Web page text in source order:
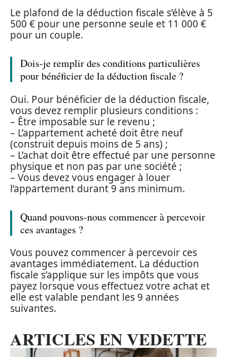
Le plafond de la déduction fiscale s’élève à 5
500 € pour une personne seule et 11 000 €
pour un couple.
Dois-je remplir des conditions particulières
pour bénéficier de la déduction fiscale ?
Oui. Pour bénéficier de la déduction fiscale,
vous devez remplir plusieurs conditions :
– Être imposable sur le revenu ;
– L’appartement acheté doit être neuf
(construit depuis moins de 5 ans) ;
– L’achat doit être effectué par une personne
physique et non pas par une société ;
– Vous devez vous engager à louer
l’appartement durant 9 ans minimum.
Quand pouvons-nous commencer à percevoir
ces avantages ?
Vous pouvez commencer à percevoir ces
avantages immédiatement. La déduction
fiscale s’applique sur les impôts que vous
payez lorsque vous effectuez votre achat et
elle est valable pendant les 9 années
suivantes.
ARTICLES EN VEDETTE